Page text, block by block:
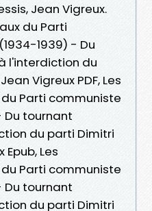
Jean Vigreux.
du Parti
1939) - Du
l'interdiction du
Vigreux PDF, Les
Parti communiste
tournant
du parti Dimitri
Les
Parti communiste
tournant
du parti Dimitri